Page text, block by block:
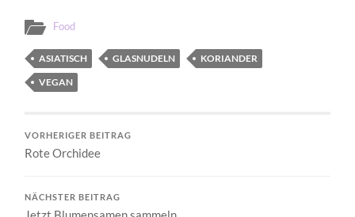
Food
ASIATISCH GLASNUDELN
KORIANDER
VEGAN
VORHERIGER BEITRAG
Rote Orchidee
NÄCHSTER BEITRAG